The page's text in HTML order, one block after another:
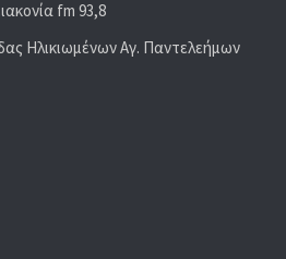
fm 93,8
Ηλικιωμένων Αγ. Παντελεήμων